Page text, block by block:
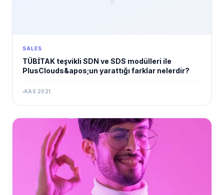
SALES
TÜBİTAK teşvikli SDN ve SDS modülleri ile
PlusClouds&apos;un yarattığı farklar nelerdir?
KAS 2021